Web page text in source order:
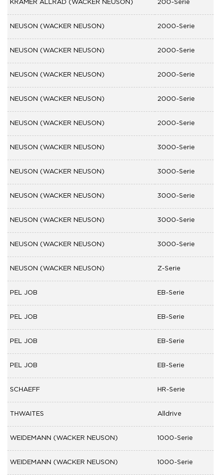
KRAMER ALLRAD (WACKER NEUSON) 200-Serie
NEUSON (WACKER NEUSON) 2000-Serie
NEUSON (WACKER NEUSON) 2000-Serie
NEUSON (WACKER NEUSON) 2000-Serie
NEUSON (WACKER NEUSON) 2000-Serie
NEUSON (WACKER NEUSON) 2000-Serie
NEUSON (WACKER NEUSON) 3000-Serie
NEUSON (WACKER NEUSON) 3000-Serie
NEUSON (WACKER NEUSON) 3000-Serie
NEUSON (WACKER NEUSON) 3000-Serie
NEUSON (WACKER NEUSON) 3000-Serie
NEUSON (WACKER NEUSON) Z-Serie
PEL JOB EB-Serie
PEL JOB EB-Serie
PEL JOB EB-Serie
PEL JOB EB-Serie
SCHAEFF HR-Serie
THWAITES Alldrive
WEIDEMANN (WACKER NEUSON) 1000-Serie
WEIDEMANN (WACKER NEUSON) 1000-Serie